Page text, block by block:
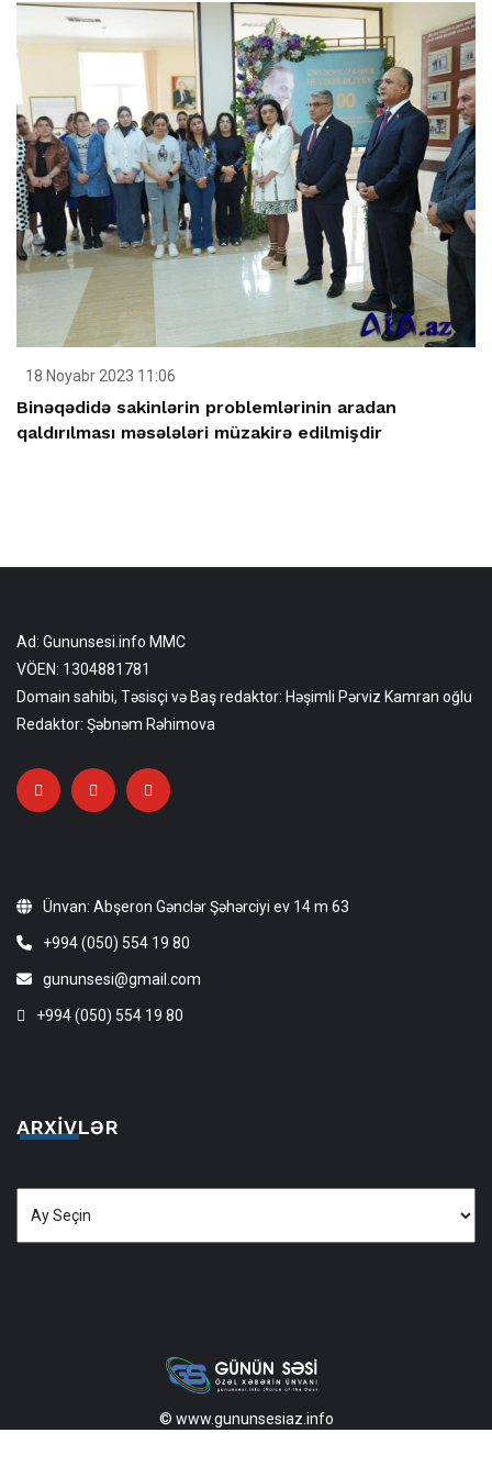
18 Noyabr 2023 11:06
Binəqədidə sakinlərin problemlərinin aradan
qaldırılması məsələləri müzakirə edilmişdir
Ad: Gununsesi.info MMC
VÖEN: 1304881781
Domain sahibi, Təsisçi və Baş redaktor: Həşimli Pərviz Kamran oğlu
Redaktor: Şəbnəm Rəhimova
Ünvan: Abşeron Gənclər Şəhərciyi ev 14 m 63
+994 (050) 554 19 80
gununsesi@gmail.com
+994 (050) 554 19 80
ARXIVLƏR
Arxivlər
© www.gununsesiaz.info